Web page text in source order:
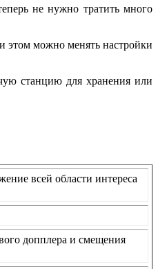
не нужно тратить много
этом можно менять настройки
станцию для хранения или
всей области интереса
допплера и смещения